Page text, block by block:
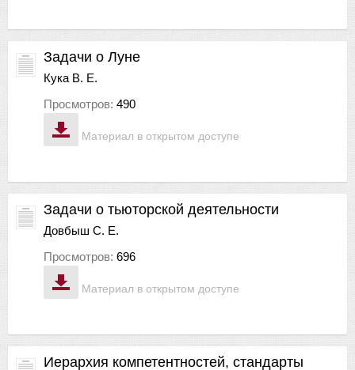
Материал в открытом доступе
Задачи о Луне
Кука В. Е.
Просмотров: 490
Материал в открытом доступе
Задачи о тьюторской деятельности
Довбыш С. Е.
Просмотров: 696
Иерархия компетентностей, стандарты